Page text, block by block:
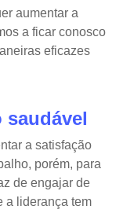
aumentar a
a ficar conosco
eficazes
saudável
a satisfação
porém, para
de engajar de
a liderança tem